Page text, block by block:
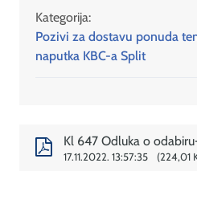
Kategorija:
Pozivi za dostavu ponuda
naputka KBC-a Split
Kl 647 Odluka o
17.11.2022. 13:57:35 224,01